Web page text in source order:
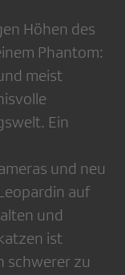
Höhen des
Phantom:
meist
Ein
und neu
auf
und
ist
schwerer zu